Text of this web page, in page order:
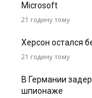
Microsoft
21 годину тому
Херсон остался
21 годину тому
В Германии
шпионаже